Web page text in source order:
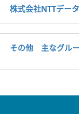
株式会社NTTデー
その他 主なグル